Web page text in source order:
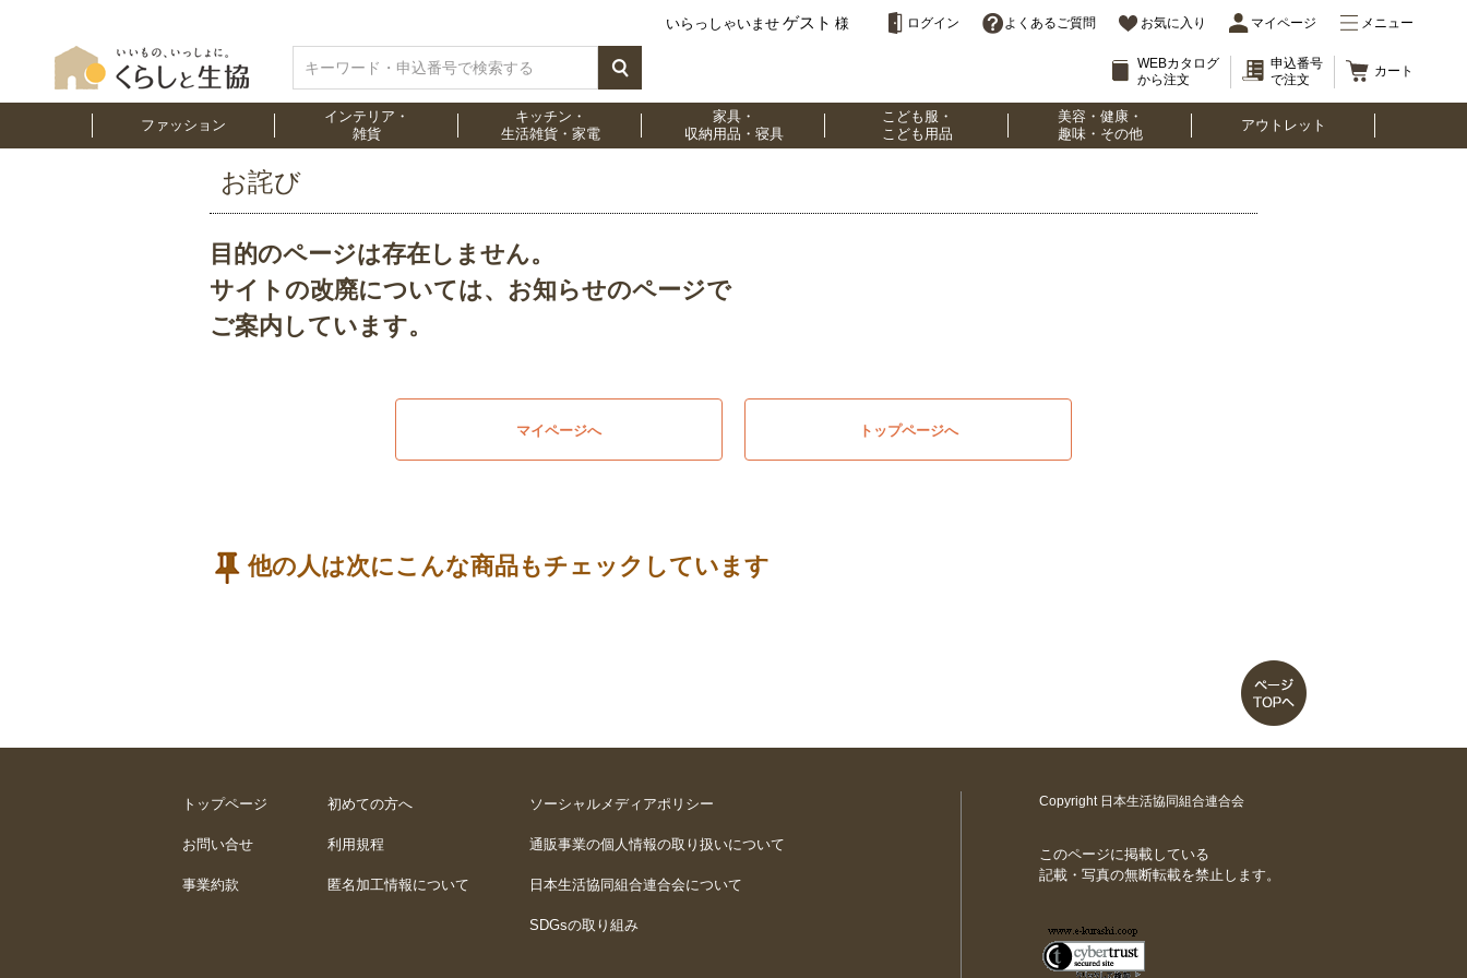
いらっしゃいませ ゲスト 様 ログイン よくあるご質問 お気に入り マイページ メニュー
WEBカタログ
から注文
申込番号
で注文
カート
ファッション
インテリア・
雑貨
キッチン・
生活雑貨・家電
家具・
収納用品・寝具
こども服・
こども用品
美容・健康・
趣味・その他
アウトレット
お詫び
目的のページは存在しません。
サイトの改廃については、お知らせのページで
ご案内しています。
マイページへ トップページへ
他の人は次にこんな商品もチェックしています
トップページ
お問い合せ
事業約款
初めての方へ
利用規程
匿名加工情報について
ソーシャルメディアポリシー
通販事業の個人情報の取り扱いについて
日本生活協同組合連合会について
SDGsの取り組み
Copyright 日本生活協同組合連合会
このページに掲載している
記載・写真の無断転載を禁止します。